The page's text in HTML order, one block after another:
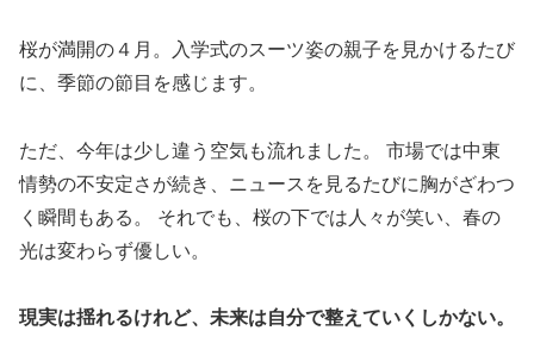
桜が満開の４月。入学式のスーツ姿の親子を見かけるたび
に、季節の節目を感じます。
ただ、今年は少し違う空気も流れました。 市場では中東
情勢の不安定さが続き、ニュースを見るたびに胸がざわつ
く瞬間もある。 それでも、桜の下では人々が笑い、春の
光は変わらず優しい。
現実は揺れるけれど、未来は自分で整えていくしかない。